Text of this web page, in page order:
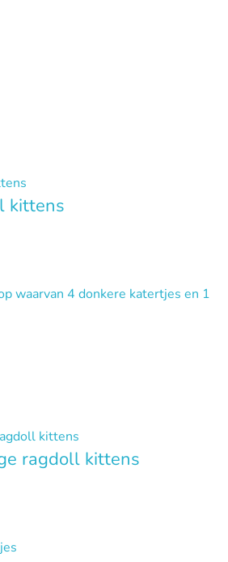
kittens
waarvan 4 donkere katertjes en 1
ragdoll kittens